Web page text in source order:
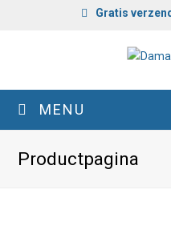
Gratis
MENU
Productpagina